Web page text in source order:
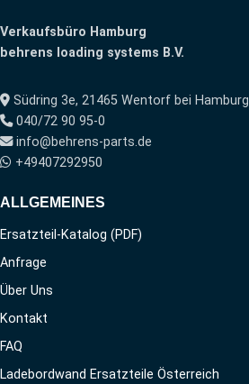
Verkaufsbüro Hamburg
behrens loading systems B.V.
Südring 3e, 21465 Wentorf bei Hamburg
040/72 90 95-0
info@behrens-parts.de
+49407292950
ALLGEMEINES
Ersatzteil-Katalog (PDF)
Anfrage
Über Uns
Kontakt
FAQ
Ladebordwand Ersatzteile Österreich